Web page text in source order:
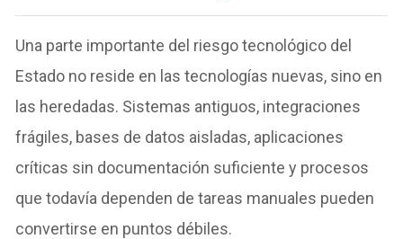
Una parte importante del riesgo tecnológico del
Estado no reside en las tecnologías nuevas, sino en
las heredadas. Sistemas antiguos, integraciones
frágiles, bases de datos aisladas, aplicaciones
críticas sin documentación suficiente y procesos
que todavía dependen de tareas manuales pueden
convertirse en puntos débiles.